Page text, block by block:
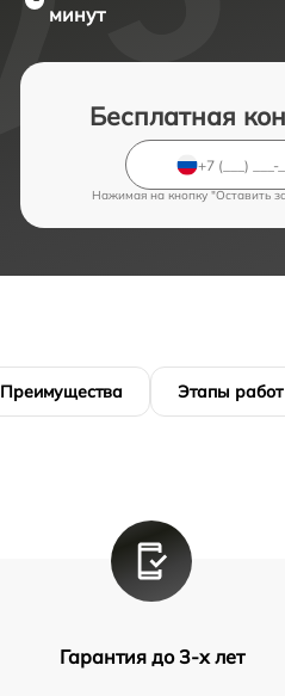
минут
Бесплатная
Нажимая на кнопку "Оставить
Преимущества Этапы работ
Гарантия до 3-х лет